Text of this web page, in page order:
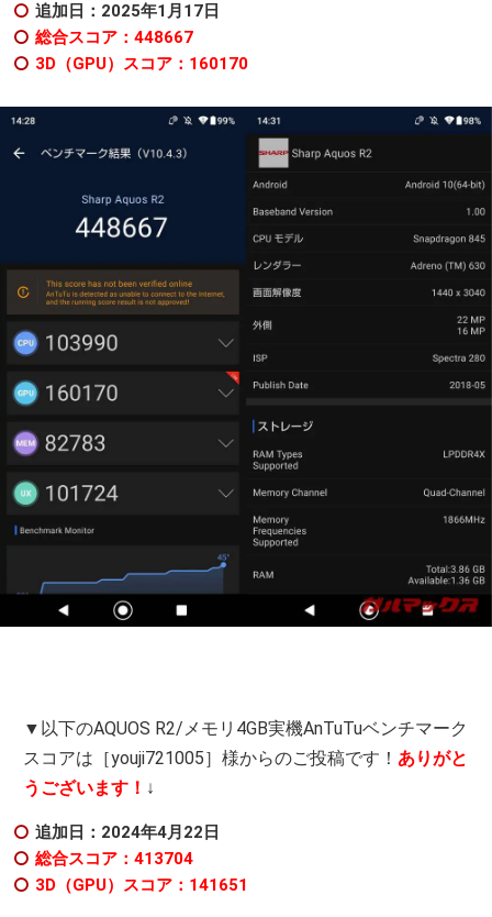
追加日：2025年1月17日
総合スコア：448667
3D（GPU）スコア：160170
▼以下のAQUOS R2/メモリ4GB実機AnTuTuベンチマーク
スコアは［youji721005］様からのご投稿です！ ありがと
うございます！ ↓
追加日：2024年4月22日
総合スコア：413704
3D（GPU）スコア：141651